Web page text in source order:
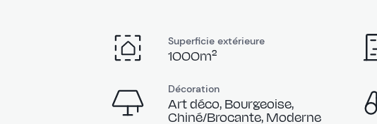
Superficie extérieure
1000m²
Décoration
Art déco, Bourgeoise,
Chiné/Brocante, Moderne